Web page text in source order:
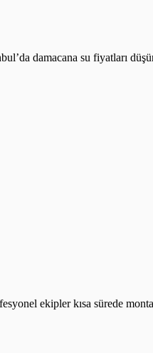
damacana su fiyatları
ekipler kısa sürede